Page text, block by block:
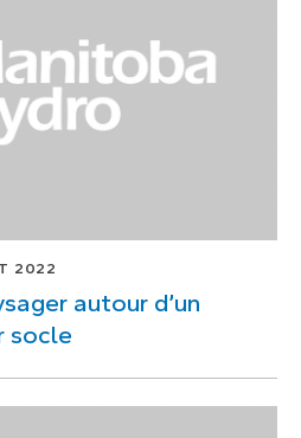
2022
autour d’un
socle